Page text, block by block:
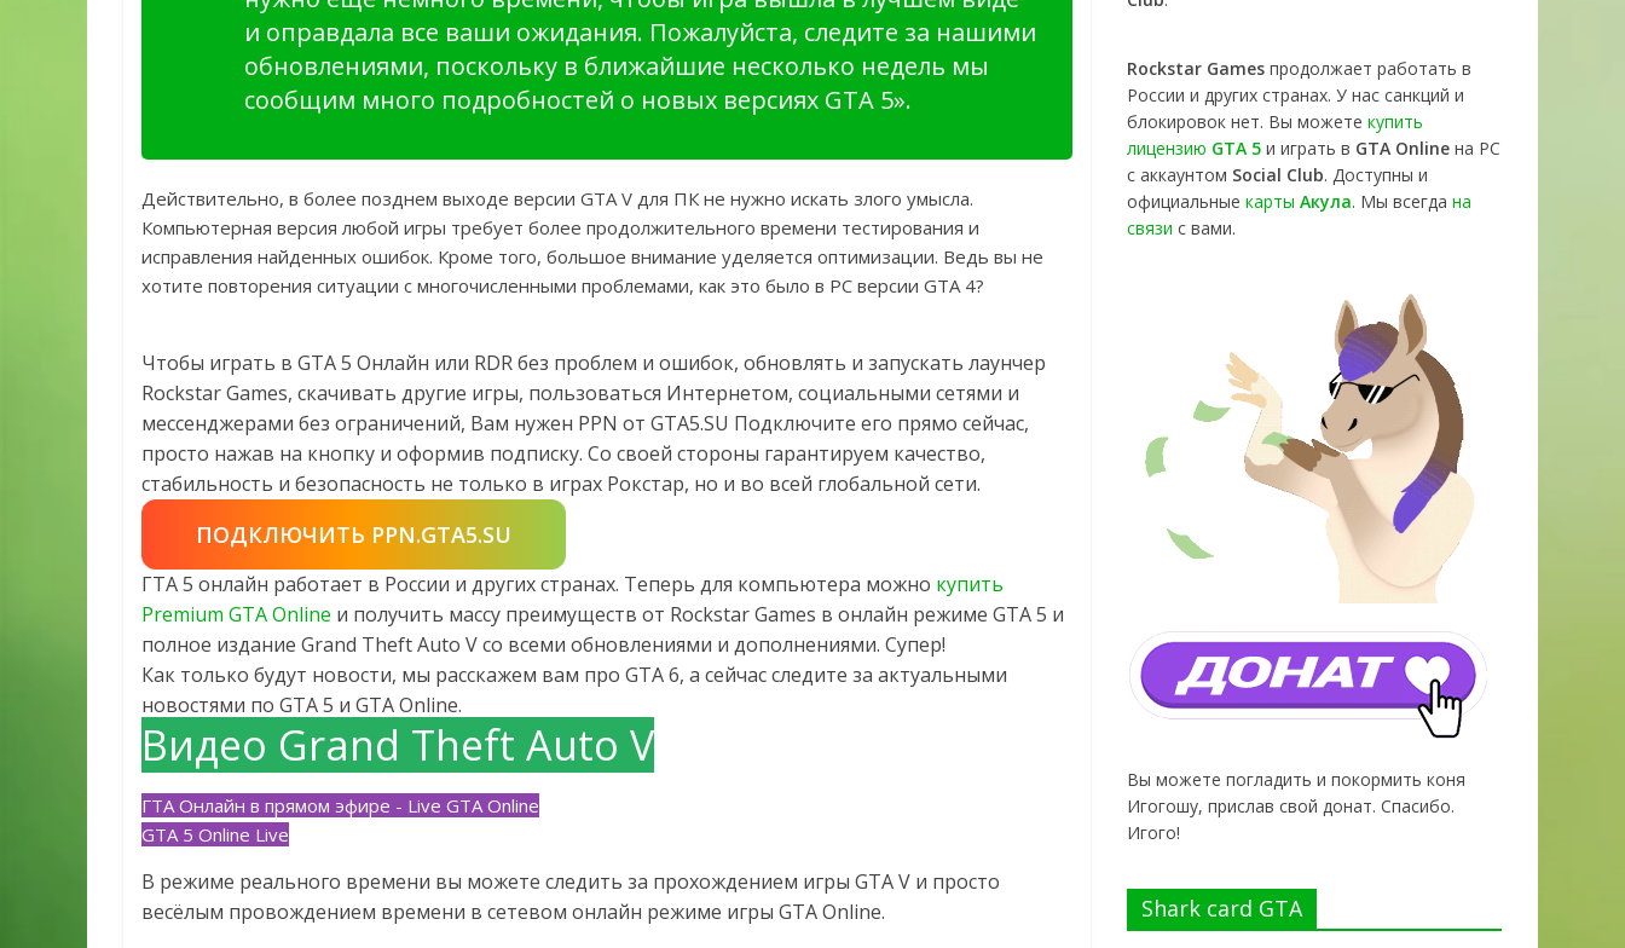
и оправдала все ваши ожидания. Пожалуйста, следите за нашими
обновлениями, поскольку в ближайшие несколько недель мы
сообщим много подробностей о новых версиях GTA 5».
Действительно, в более позднем выходе версии GTA V для ПК не нужно искать злого умысла.
Компьютерная версия любой игры требует более продолжительного времени тестирования и
исправления найденных ошибок. Кроме того, большое внимание уделяется оптимизации. Ведь вы не
хотите повторения ситуации с многочисленными проблемами, как это было в PC версии GTA 4?
Чтобы играть в GTA 5 Онлайн или RDR без проблем и ошибок, обновлять и запускать лаунчер
Rockstar Games, скачивать другие игры, пользоваться Интернетом, социальными сетями и
мессенджерами без ограничений, Вам нужен PPN от GTA5.SU Подключите его прямо сейчас,
просто нажав на кнопку и оформив подписку. Со своей стороны гарантируем качество,
стабильность и безопасность не только в играх Рокстар, но и во всей глобальной сети.
ПОДКЛЮЧИТЬ PPN.GTA5.SU
ГТА 5 онлайн работает в России и других странах. Теперь для компьютера можно купить
Premium GTA Online и получить массу преимуществ от Rockstar Games в онлайн режиме GTA 5 и
полное издание Grand Theft Auto V со всеми обновлениями и дополнениями. Супер!
Как только будут новости, мы расскажем вам про GTA 6, а сейчас следите за актуальными
новостями по GTA 5 и GTA Online.
Видео Grand Theft Auto V
ГТА Онлайн в прямом эфире - Live GTA Online
GTA 5 Online Live
В режиме реального времени вы можете следить за прохождением игры GTA V и просто
весёлым провождением времени в сетевом онлайн режиме игры GTA Online.
Rockstar Games продолжает работать в
России и других странах. У нас санкций и
блокировок нет. Вы можете купить
лицензию GTA 5 и играть в GTA Online на PC
с аккаунтом Social Club. Доступны и
официальные карты Акула. Мы всегда на
связи с вами.
Вы можете погладить и покормить коня
Игогошу, прислав свой донат. Спасибо.
Игого!
Shark card GTA